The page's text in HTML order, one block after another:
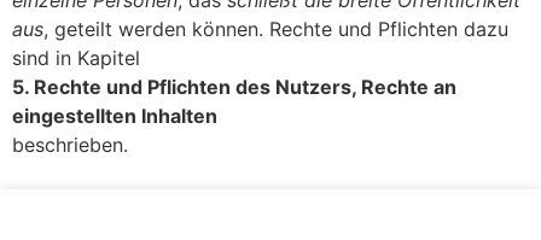
aus, geteilt werden können. Rechte und Pflichten dazu
sind in Kapitel
5. Rechte und Pflichten des Nutzers, Rechte an
eingestellten Inhalten
beschrieben.